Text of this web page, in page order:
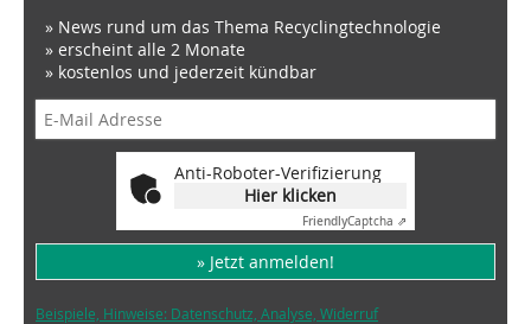
» News rund um das Thema Recyclingtechnologie
» erscheint alle 2 Monate
» kostenlos und jederzeit kündbar
Anti-Roboter-Verifizierung
Hier klicken
FriendlyCaptcha ⇗
» Jetzt anmelden!
Beispiele, Hinweise: Datenschutz, Analyse, Widerruf